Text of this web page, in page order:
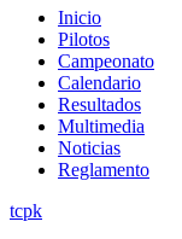
Inicio
Pilotos
Campeonato
Calendario
Resultados
Multimedia
Noticias
Reglamento
tcpk